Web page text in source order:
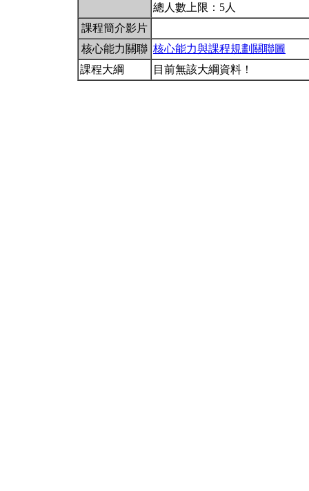
總人數上限：5人
課程簡介影片
核心能力關聯 核心能力與課程規劃關聯圖
課程大綱
目前無該大綱資料！